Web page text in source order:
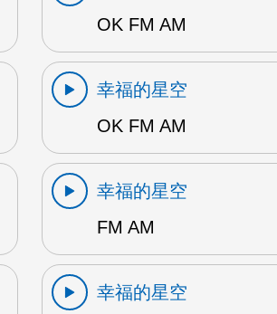
OK FM AM
幸福的星空
OK FM AM
幸福的星空
FM AM
幸福的星空